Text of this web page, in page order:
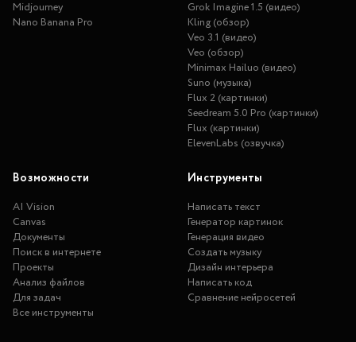
Midjourney
Nano Banana Pro
Grok Imagine 1.5 (видео)
Kling (обзор)
Veo 3.1 (видео)
Veo (обзор)
Minimax Hailuo (видео)
Suno (музыка)
Flux 2 (картинки)
Seedream 5.0 Pro (картинки)
Flux (картинки)
ElevenLabs (озвучка)
Возможности
AI Vision
Canvas
Документы
Поиск в интернете
Проекты
Анализ файлов
Для задач
Все инструменты
Инструменты
Написать текст
Генератор картинок
Генерация видео
Создать музыку
Дизайн интерьера
Написать код
Сравнение нейросетей